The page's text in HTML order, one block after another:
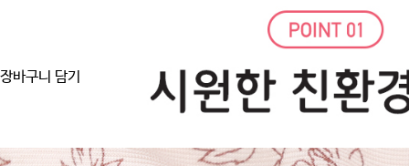
장바구니 담기